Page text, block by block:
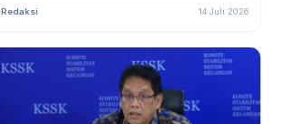
Redaksi 14 Juli 2026